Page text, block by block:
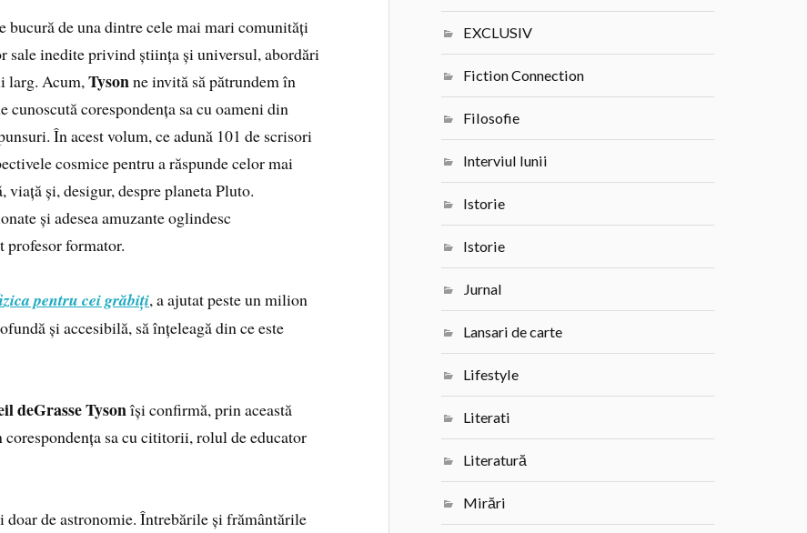
bucură de una dintre cele mai mari comunități
inedite privind știința și universul, abordări
larg. Acum,Tysonne invită să pătrundem în
corespondența sa cu oameni din
În acest volum, ce adună 101 de scrisori
cosmice pentru a răspunde celor mai
și, desigur, despre planeta Pluto.
și adesea amuzante oglindesc
profesor formator.
pentru cei grăbiți, a ajutat peste un milion
și accesibilă, să înțeleagă din ce este
deGrasse Tysonîși confirmă, prin această
sa cu cititorii, rolul de educator
de astronomie. Întrebările și frământările
EXCLUSIV
Fiction Connection
Filosofie
Interviul lunii
Istorie
Istorie
Jurnal
Lansari de carte
Lifestyle
Literati
Literatură
Mirări